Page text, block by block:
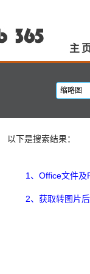
主
以下是搜索结果：
1 、 Office文件及
2、 获取转图片